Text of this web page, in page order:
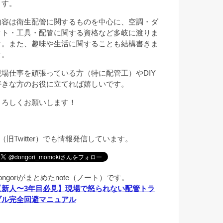
。
容は衛生配管に関するものを中心に、空調・ダ
ト・工具・配管に関する資格など多岐に渡りま
。また、趣味や生活に関することも結構書きま
場仕事を頑張っている方（特に配管工）やDIY
な方のお役に立てれば嬉しいです。
しくお願いします！
旧Twitter）でも情報発信しています。
がまとめたnote（ノート）です。
新人〜3年目必見】現場で怒られない配管トラ
ル完全回避マニュアル